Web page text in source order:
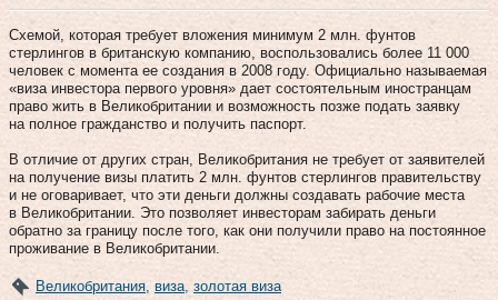
Схемой, которая требует вложения минимум 2 млн. фунтов
стерлингов в британскую компанию, воспользовались более 11 000
человек с момента ее создания в 2008 году. Официально называемая
«виза инвестора первого уровня» дает состоятельным иностранцам
право жить в Великобритании и возможность позже подать заявку
на полное гражданство и получить паспорт.
В отличие от других стран, Великобритания не требует от заявителей
на получение визы платить 2 млн. фунтов стерлингов правительству
и не оговаривает, что эти деньги должны создавать рабочие места
в Великобритании. Это позволяет инвесторам забирать деньги
обратно за границу после того, как они получили право на постоянное
проживание в Великобритании.
Великобритания виза золотая виза